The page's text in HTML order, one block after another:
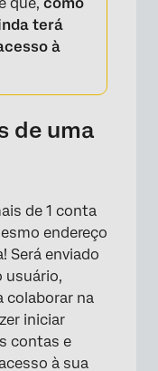
que, como
terá
à
de uma
de 1 conta
endereço
Será enviado
usuário,
colaborar na
iniciar
contas e
à sua